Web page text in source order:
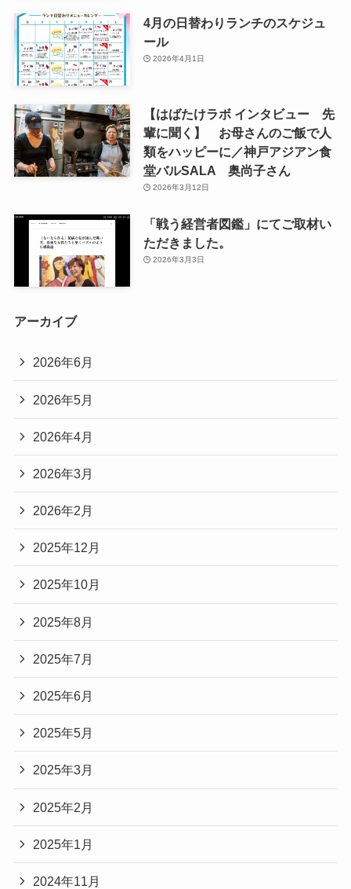
4月の日替わりランチのスケジュ
ール
2026年4月1日
【はばたけラボ インタビュー 先
輩に聞く】 お母さんのご飯で人
類をハッピーに／神戸アジアン食
堂バルSALA 奥尚子さん
2026年3月12日
「戦う経営者図鑑」にてご取材い
ただきました。
2026年3月3日
アーカイブ
2026年6月
2026年5月
2026年4月
2026年3月
2026年2月
2025年12月
2025年10月
2025年8月
2025年7月
2025年6月
2025年5月
2025年3月
2025年2月
2025年1月
2024年11月